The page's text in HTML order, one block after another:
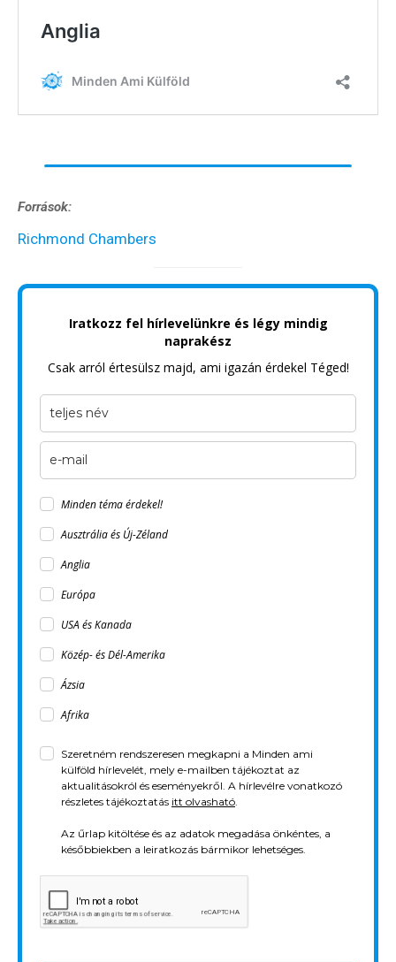
Források:
Richmond Chambers
Iratkozz fel hírlevelünkre és légy mindig
naprakész
Csak arról értesülsz majd, ami igazán érdekel Téged!
Minden téma érdekel!
Ausztrália és Új-Zéland
Anglia
Európa
USA és Kanada
Közép- és Dél-Amerika
Ázsia
Afrika
Szeretném rendszeresen megkapni a Minden ami
külföld hírlevelét, mely e-mailben tájékoztat az
aktualitásokról és eseményekről. A hírlevélre vonatkozó
részletes tájékoztatás itt olvasható.
Az űrlap kitöltése és az adatok megadása önkéntes, a
későbbiekben a leiratkozás bármikor lehetséges.